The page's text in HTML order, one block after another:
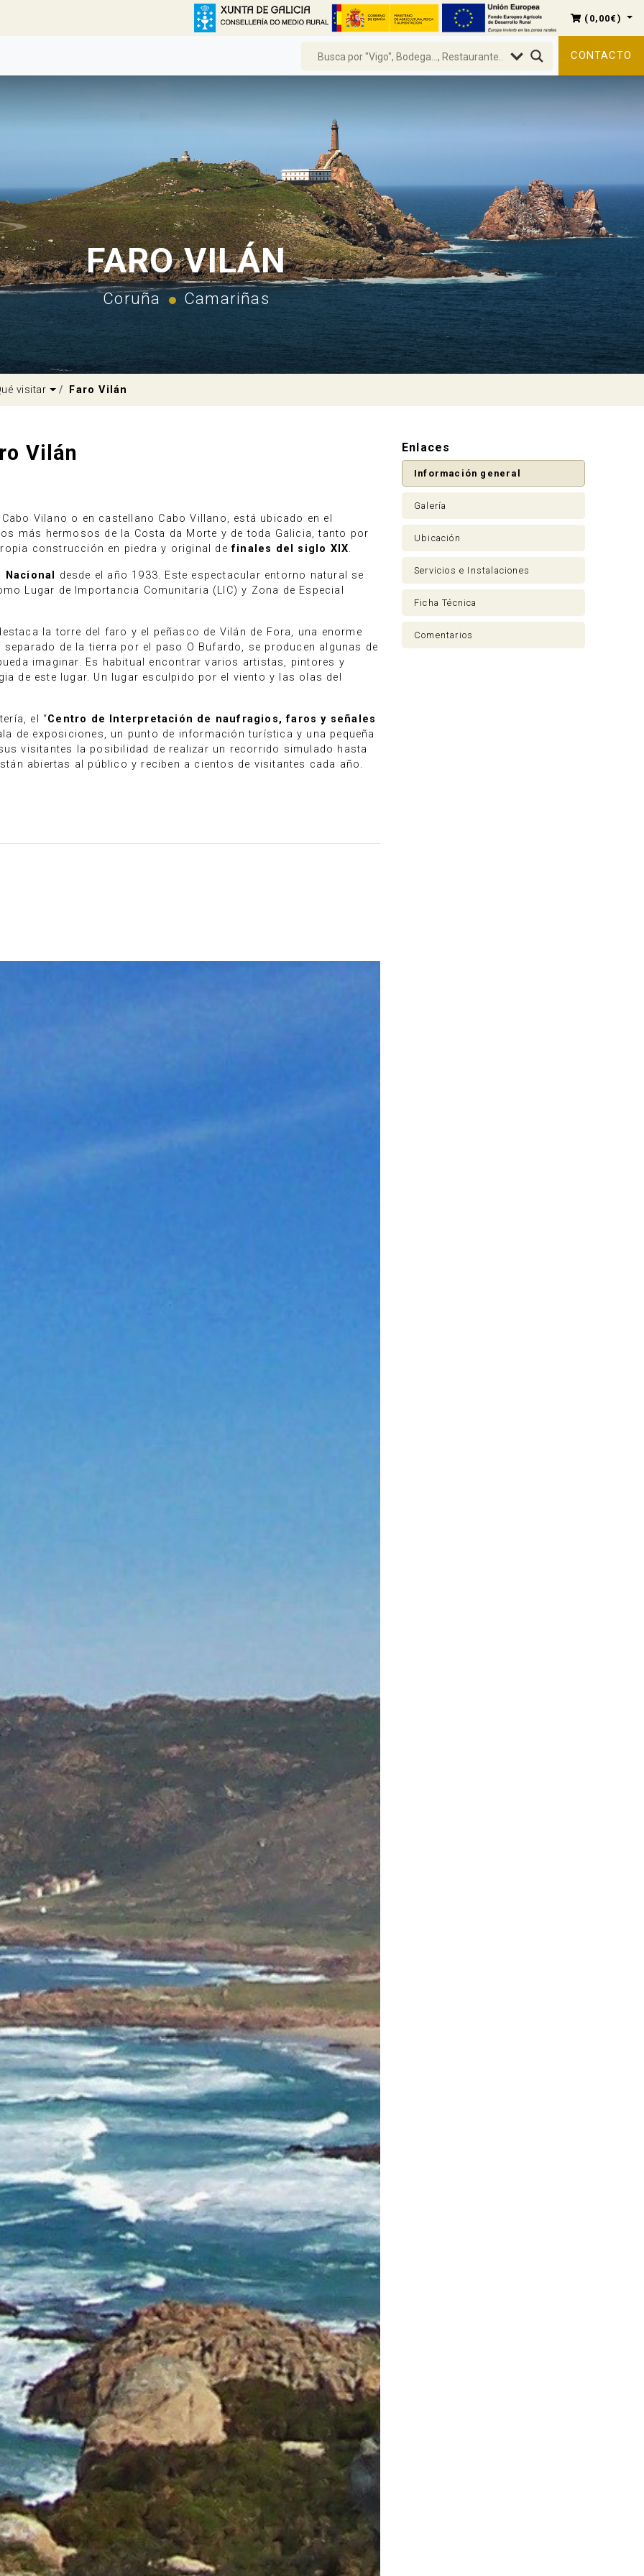
( 0,00€ )
CONTACTO
FARO VILÁN
Coruña Camariñas
visitar Dropdown
Faro Vilán
Vilán
Vilano o en castellano Cabo Villano, está ubicado en el
más hermosos de la Costa da Morte y de toda Galicia, tanto por
construcción en piedra y original definales del siglo XIX.
desde el año 1933. Este espectacular entorno natural se
Lugar de Importancia Comunitaria (LIC) y Zona de Especial
la torre del faro y el peñasco de Vilán de Fora, una enorme
de la tierra por el paso O Bufardo, se producen algunas de
imaginar. Es habitual encontrar varios artistas, pintores y
de este lugar. Un lugar esculpido por el viento y las olas del
el “Centro de Interpretación de naufragios, faros y señales
de exposiciones, un punto de información turística y una pequeña
visitantes la posibilidad de realizar un recorrido simulado hasta
abiertas al público y reciben a cientos de visitantes cada año.
Enlaces
Información general
Galería
Ubicación
Servicios e Instalaciones
Ficha Técnica
Comentarios